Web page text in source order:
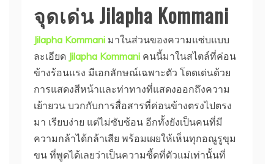
จุดเด่น Jilapha Kommani
Jilapha Kommani มาในส่วนของความแซ่บแบบ
ละเอียด Jilapha Kommani คนนี้มาในสไตล์ที่ค่อน
ข้างร้อนแรง มีเอกลักษณ์เฉพาะตัว โดดเด่นด้วย
การแสดงสีหน้าและท่าทางที่แสดงออกถึงความ
เย้ายวน บวกกับการสื่อสารที่ค่อนข้างตรงไปตรง
มา เรียบง่าย แต่ไม่ซับซ้อน อีกทั้งยังเป็นคนที่มี
ความกล้าได้กล้าเสีย พร้อมเผยให้เห็นทุกอณูรูขุม
ขน ที่พูดได้เลยว่าเป็นความซี้ดที่ตัวแม่เท่านั้นที่